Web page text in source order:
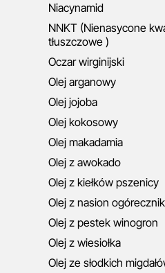
Niacynamid
NNKT (Nienasycone
tłuszczowe )
Oczar wirginijski
Olej arganowy
Olej jojoba
Olej kokosowy
Olej makadamia
Olej z awokado
Olej z kiełków pszenicy
Olej z nasion
Olej z pestek winogron
Olej z wiesiołka
Olej ze słodkich